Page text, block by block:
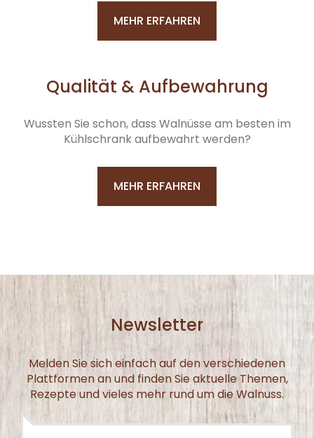
MEHR ERFAHREN
Qualität & Aufbewahrung
Wussten Sie schon, dass Walnüsse am besten im
Kühlschrank aufbewahrt werden?
MEHR ERFAHREN
Newsletter
Melden Sie sich einfach auf den verschiedenen
Plattformen an und finden Sie aktuelle Themen,
Rezepte und vieles mehr rund um die Walnuss.